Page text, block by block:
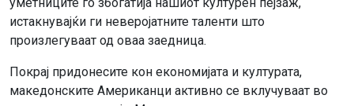
истакнувајќи ги неверојатните таленти што
произлегуваат од оваа заедница.
Покрај придонесите кон економијата и културата,
македонските Американци активно се вклучуваат во